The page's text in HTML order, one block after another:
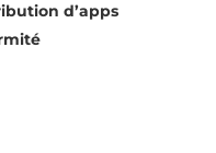
d’apps